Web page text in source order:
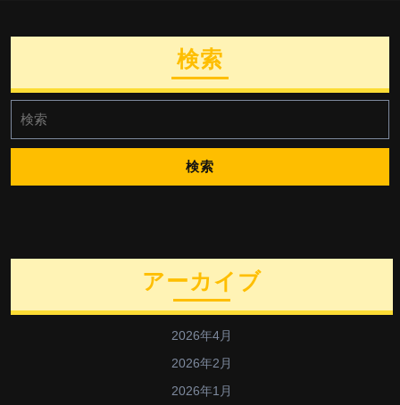
検索
索:
アーカイブ
2026年4月
2026年2月
2026年1月